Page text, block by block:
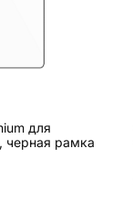
для
черная рамка